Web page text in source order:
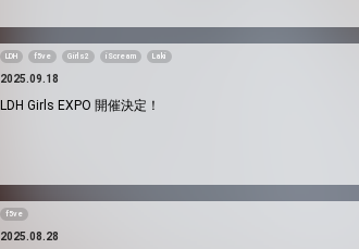
LDH f5ve Girls2 iScream Laki
2025.09.18
LDH Girls EXPO 開催決定！
f5ve
2025.08.28